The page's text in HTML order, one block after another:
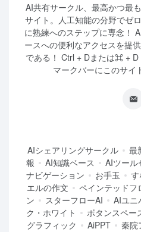
AI共有サークル、最高かつ最
サイト。人工知能の分野でゼ
に熟練へのステップに専念！
ースへの便利なアクセスを提
である！ Ctrl + Dまたは⌘ + D
マークバーにこのサ
AIシェアリングサークル 最
報
AI知識ベース AIツール
ナビゲーション
お手玉
エルの作文
ペインテッドフ
ン
スターフローAI AIユニ
ク・ホワイト
ボタンスペー
グラフィック
AiPPT 秦院